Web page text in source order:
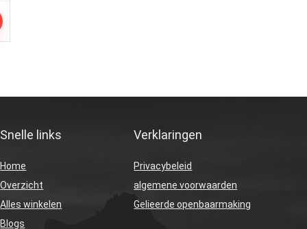
Snelle links
Home
Overzicht
Alles winkelen
Blogs
Verklaringen
Privacybeleid
algemene voorwaarden
Gelieerde openbaarmaking